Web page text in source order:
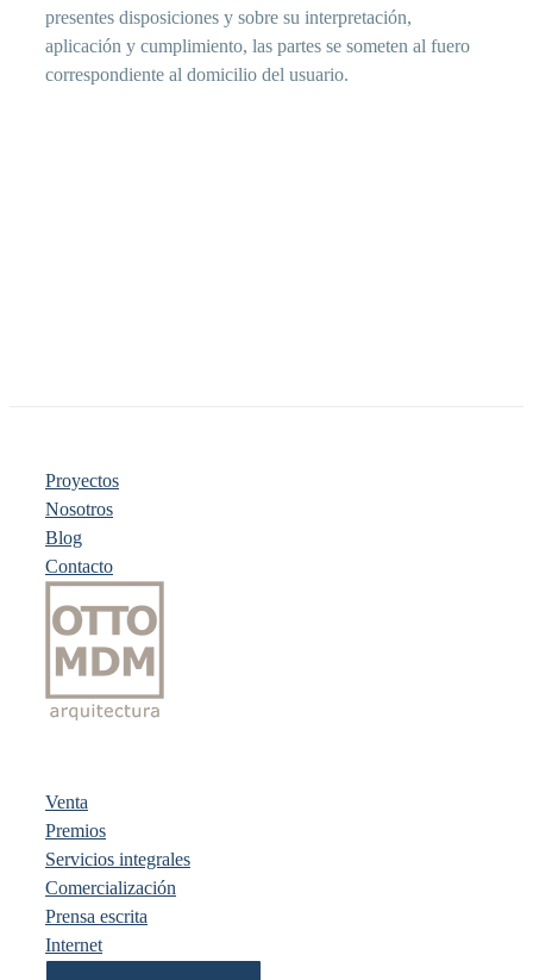
presentes disposiciones y sobre su interpretación,
aplicación y cumplimiento, las partes se someten al fuero
correspondiente al domicilio del usuario.
Proyectos
Nosotros
Blog
Contacto
Venta
Premios
Servicios integrales
Comercialización
Prensa escrita
Internet